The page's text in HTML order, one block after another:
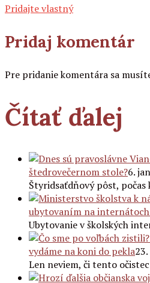
Pridajte vlastný
Pridaj komentár
Pre pridanie komentára sa
Čítať ďalej
štedrovečernom stole?6.
Štyridsaťdňový pôst,
ubytovaním na
Ubytovanie v školských
vydáme na koni do pekla
Len neviem, či tento